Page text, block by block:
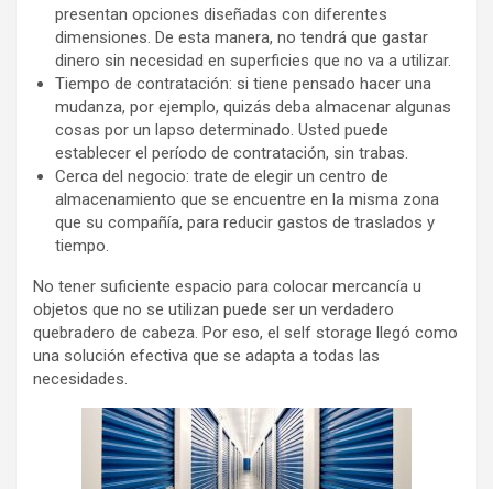
presentan opciones diseñadas con diferentes
dimensiones. De esta manera, no tendrá que gastar
dinero sin necesidad en superficies que no va a utilizar.
Tiempo de contratación: si tiene pensado hacer una
mudanza, por ejemplo, quizás deba almacenar algunas
cosas por un lapso determinado. Usted puede
establecer el período de contratación, sin trabas.
Cerca del negocio: trate de elegir un centro de
almacenamiento que se encuentre en la misma zona
que su compañía, para reducir gastos de traslados y
tiempo.
No tener suficiente espacio para colocar mercancía u
objetos que no se utilizan puede ser un verdadero
quebradero de cabeza. Por eso, el self storage llegó como
una solución efectiva que se adapta a todas las
necesidades.